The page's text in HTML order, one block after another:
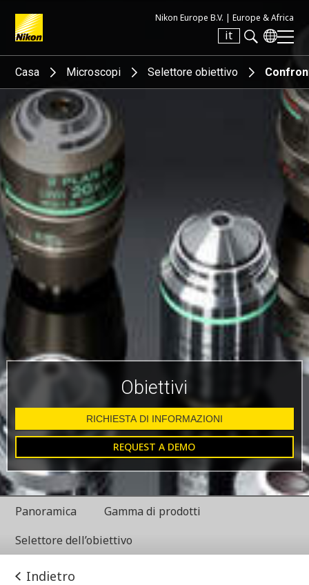
Nikon Europe B.V. | Europe & Africa
it
Search keyword(s)
Casa Microscopi Selettore obiettivo
Obiettivi
RICHIESTA DI INFORMAZIONI
REQUEST A DEMO
Panoramica
Gamma di prodotti
Selettore dell’obiettivo
Indietro